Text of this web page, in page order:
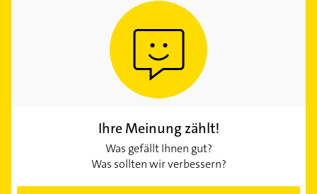
Ihre Meinung zählt!
Was gefällt Ihnen gut?
Was sollten wir verbessern?